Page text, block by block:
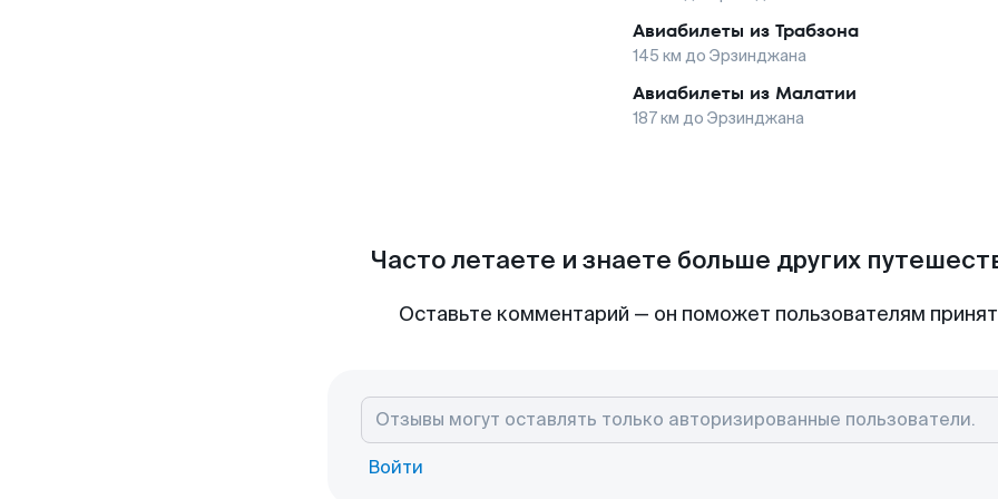
Авиабилеты из Трабзона
145 км до Эрзинджана
Авиабилеты из Малатии
187км до Эрзинджана
Часто летаете и знаете больше других
Оставьте комментарий — он поможет пользователям
Войти